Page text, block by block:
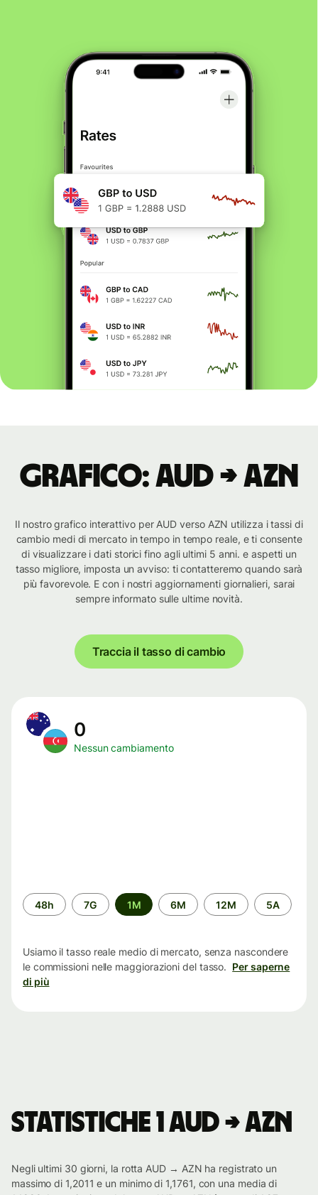
Grafico: AUD → AZN
Il nostro grafico interattivo per AUD verso AZN utilizza i tassi di
cambio medi di mercato in tempo in tempo reale, e ti consente
di visualizzare i dati storici fino agli ultimi 5 anni. e aspetti un
tasso migliore, imposta un avviso: ti contatteremo quando sarà
più favorevole. E con i nostri aggiornamenti giornalieri, sarai
sempre informato sulle ultime novità.
Traccia il tasso di cambio
0
Nessun cambiamento
Periodo
di
48h 7G 1M 6M 12M 5A
Usiamo il tasso reale medio di mercato, senza nascondere
le commissioni nelle maggiorazioni del tasso. Per saperne
di più
Statistiche 1 AUD → AZN
Negli ultimi 30 giorni, la rotta AUD → AZN ha registrato un
massimo di 1,2011 e un minimo di 1,1761, con una media di